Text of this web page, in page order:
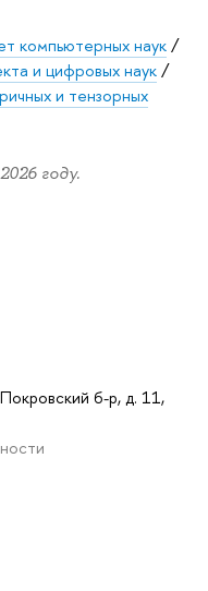
компьютерных наук/
и цифровых наук/
и тензорных
году.
б-р, д. 11,